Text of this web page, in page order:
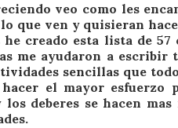
veo como les
que ven y quisieran
creado esta lista de
me ayudaron a escribir
sencillas que
el mayor esfuerzo
los deberes se hacen